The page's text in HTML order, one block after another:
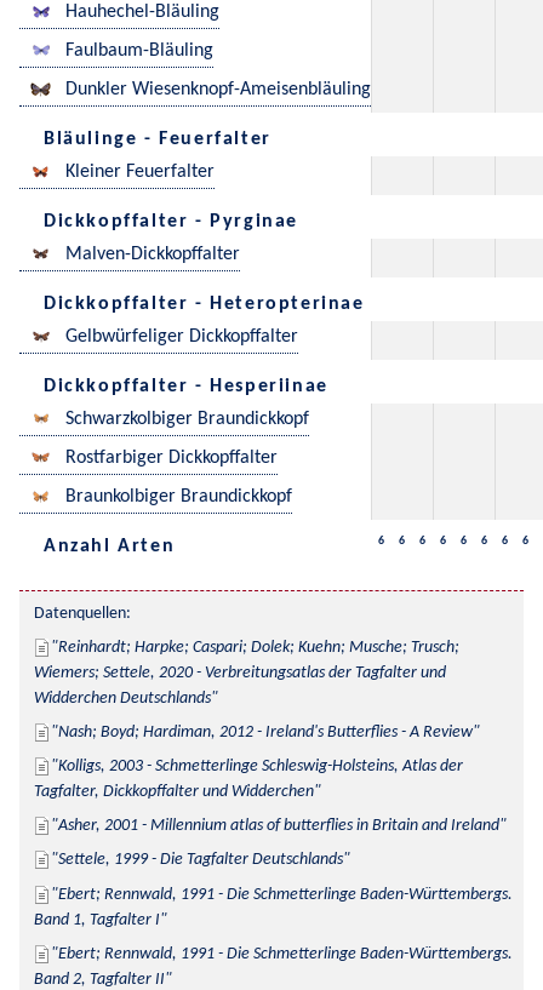
Hauhechel-Bläuling
Faulbaum-Bläuling
Dunkler Wiesenknopf-Ameisenbläuling
Bläulinge - Feuerfalter
Kleiner Feuerfalter
Dickkopffalter - Pyrginae
Malven-Dickkopffalter
Dickkopffalter - Heteropterinae
Gelbwürfeliger Dickkopffalter
Dickkopffalter - Hesperiinae
Schwarzkolbiger Braundickkopf
Rostfarbiger Dickkopffalter
Braunkolbiger Braundickkopf
Anzahl Arten 6 6 6 6 6 6 6 6
Datenquellen:
Reinhardt; Harpke; Caspari; Dolek; Kuehn; Musche; Trusch;
Wiemers; Settele, 2020 - Verbreitungsatlas der Tagfalter und
Widderchen Deutschlands
Nash; Boyd; Hardiman, 2012 - Ireland's Butterflies - A Review
Kolligs, 2003 - Schmetterlinge Schleswig-Holsteins, Atlas der
Tagfalter, Dickkopffalter und Widderchen
Asher, 2001 - Millennium atlas of butterflies in Britain and Ireland
Settele, 1999 - Die Tagfalter Deutschlands
Ebert; Rennwald, 1991 - Die Schmetterlinge Baden-Württembergs.
Band 1, Tagfalter I
Ebert; Rennwald, 1991 - Die Schmetterlinge Baden-Württembergs.
Band 2, Tagfalter II